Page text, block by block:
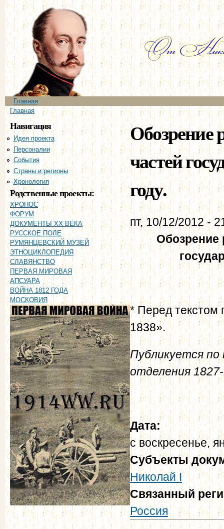
Главное меню
Главная
Вы здесь
Главная
Навигация
Идея проекта
Персоналии
События
Страны и регионы
Хронология
Родственные проекты:
ХРОНОС
ФОРУМ
ДОКУМЕНТЫ XX ВЕКА
РУССКОЕ ПОЛЕ
РУМЯНЦЕВСКИЙ МУЗЕЙ
ЭТНОЦИКЛОПЕДИЯ
СЛАВЯНСТВО
ПЕРВАЯ МИРОВАЯ
АПСУАРА
ВОЙНА 1812 ГОДА
МОСКОВИЯ
Обозрение
частей
году.
пт, 10/12/2012 -
Обозрение
* Перед текстом
1838».
Публикуется
отделения
Дата:
своскресенье,
Субъекты
Николай I
Связанный
Россия